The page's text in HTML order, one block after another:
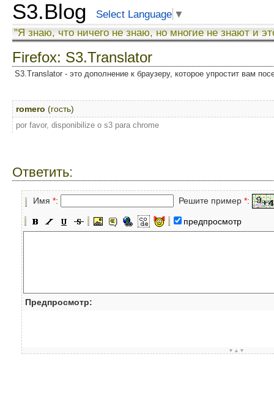
S3.Blog Select Language ▼
"Я знаю, что ничего не знаю, но многие не знают и
Firefox: S3.Translator
S3.Translator - это дополнение к браузеру, которое упростит вам
romero (гость)
por favor, disponibilize o s3 para chrome
Ответить:
Имя *: Решите пример *:
предпросмотр
Предпросмотр:
▼▲▼